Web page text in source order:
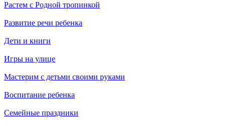
Растем с Родной тропинкой
Развитие речи ребенка
Дети и книги
Игры на улице
Мастерим с детьми своими руками
Воспитание ребенка
Семейные праздники